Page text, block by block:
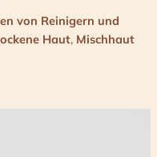
von Reinigern und
Haut, Mischhaut